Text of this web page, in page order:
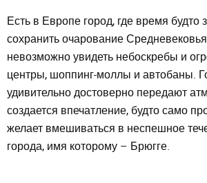
Есть в Европе город, где время будто
сохранить очарование
невозможно увидеть небоскребы и
центры, шоппинг-моллы и автобаны.
удивительно достоверно передают
создается впечатление, будто само
желает вмешиваться в неспешное
города, имя которому – Брюгге.